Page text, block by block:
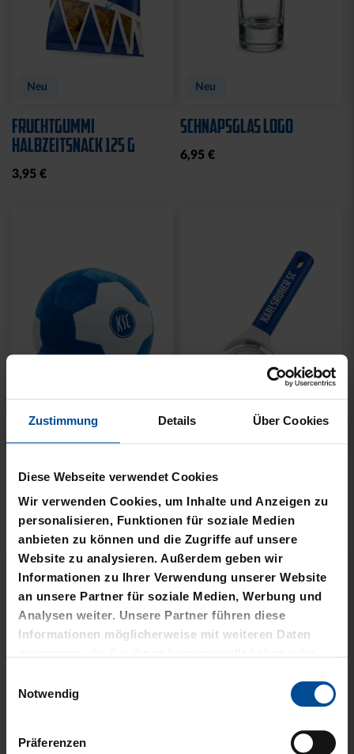
Zustimmung Details Über Cookies
Diese Webseite verwendet Cookies
Wir verwenden Cookies, um Inhalte und Anzeigen zu
personalisieren, Funktionen für soziale Medien
anbieten zu können und die Zugriffe auf unsere
Website zu analysieren. Außerdem geben wir
Informationen zu Ihrer Verwendung unserer Website
an unsere Partner für soziale Medien, Werbung und
Analysen weiter. Unsere Partner führen diese
Informationen möglicherweise mit weiteren Daten
gesammelt haben.
Notwendig
Präferenzen
Neu
FRUCHTGUMMI
HALBZEITSNACK 125 G
3,95 €
Neu
SCHNAPSGLAS LOGO
6,95 €
PLÜSCHBALL LOGO
GROSS
14,95 €
PIZZASCHNEIDER KSC
12,95 €